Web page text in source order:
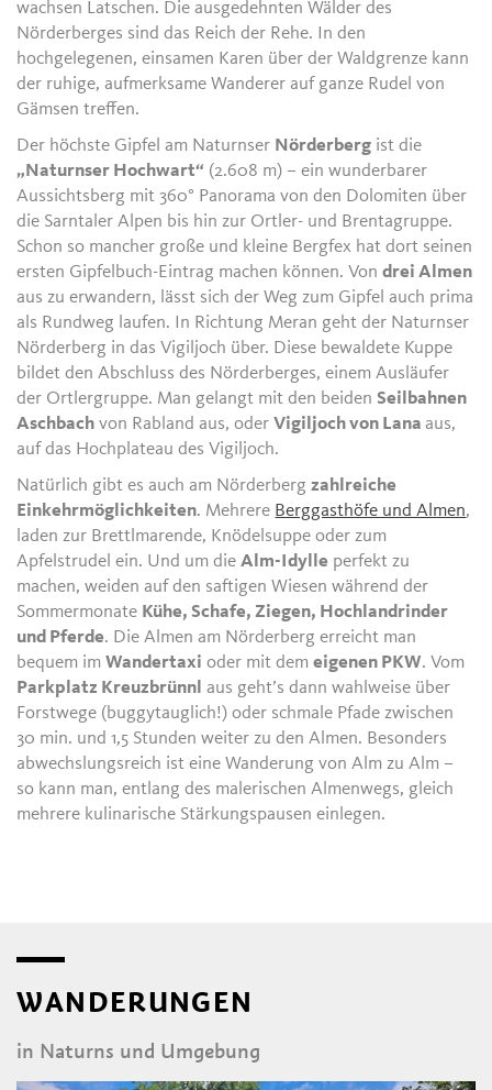
wachsen Latschen. Die ausgedehnten Wälder des
Nörderberges sind das Reich der Rehe. In den
hochgelegenen, einsamen Karen über der Waldgrenze kann
der ruhige, aufmerksame Wanderer auf ganze Rudel von
Gämsen treffen.
Der höchste Gipfel am Naturnser Nörderberg ist die
„Naturnser Hochwart“ (2.608 m) – ein wunderbarer
Aussichtsberg mit 360° Panorama von den Dolomiten über
die Sarntaler Alpen bis hin zur Ortler- und Brentagruppe.
Schon so mancher große und kleine Bergfex hat dort seinen
ersten Gipfelbuch-Eintrag machen können. Vondrei Almen
aus zu erwandern, lässt sich der Weg zum Gipfel auch prima
als Rundweg laufen. In Richtung Meran geht der Naturnser
Nörderberg in das Vigiljoch über. Diese bewaldete Kuppe
bildet den Abschluss des Nörderberges, einem Ausläufer
der Ortlergruppe. Man gelangt mit den beidenSeilbahnen
Aschbach von Rabland aus, oderVigiljoch von Lanaaus,
auf das Hochplateau des Vigiljoch.
Natürlich gibt es auch am Nörderbergzahlreiche
Einkehrmöglichkeiten. Mehrere Berggasthöfe und Almen,
laden zur Brettlmarende, Knödelsuppe oder zum
Apfelstrudel ein. Und um dieAlm-Idylle perfekt zu
machen, weidenauf den saftigen Wiesen während der
Sommermonate Kühe, Schafe, Ziegen, Hochlandrinder
und Pferde. Die Almen am Nörderberg erreicht man
bequem imWandertaxi oder mit demeigenen PKW. Vom
Parkplatz Kreuzbrünnl aus geht’s dann wahlweise über
Forstwege (buggytauglich!) oder schmale Pfade zwischen
30 min. und 1,5 Stunden weiter zu den Almen. Besonders
abwechslungsreich ist eine Wanderung von Alm zu Alm –
so kann man, entlang des malerischen Almenwegs, gleich
mehrere kulinarische Stärkungspausen einlegen.
WANDERUNGEN
in Naturns und Umgebung